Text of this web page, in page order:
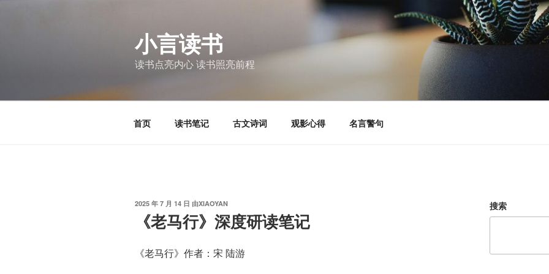
小言读书
读书点亮内心 读书照亮前程
首页 读书笔记 古文诗词 观影心得 名言警句
发
2025 年 7 月 14 日 由XIAOYAN
《老马行》深度研读笔记
《老马行》作者：宋 陆游
搜索